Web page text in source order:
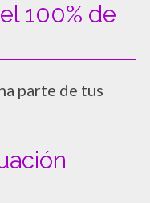
100% de
parte de tus